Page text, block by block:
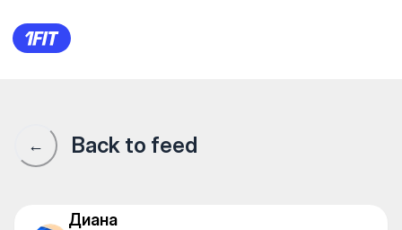
По абонементу хожу
← Back to feed
Диана